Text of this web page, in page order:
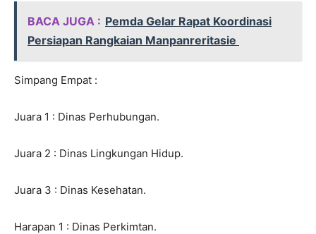
BACA JUGA : Pemda Gelar Rapat Koordinasi
Persiapan Rangkaian Manpanreritasie
Simpang Empat :
Juara 1 : Dinas Perhubungan.
Juara 2 : Dinas Lingkungan Hidup.
Juara 3 : Dinas Kesehatan.
Harapan 1 : Dinas Perkimtan.